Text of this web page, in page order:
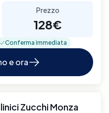
Prezzo
128€
Conferma immediata
e ora
Zucchi Monza